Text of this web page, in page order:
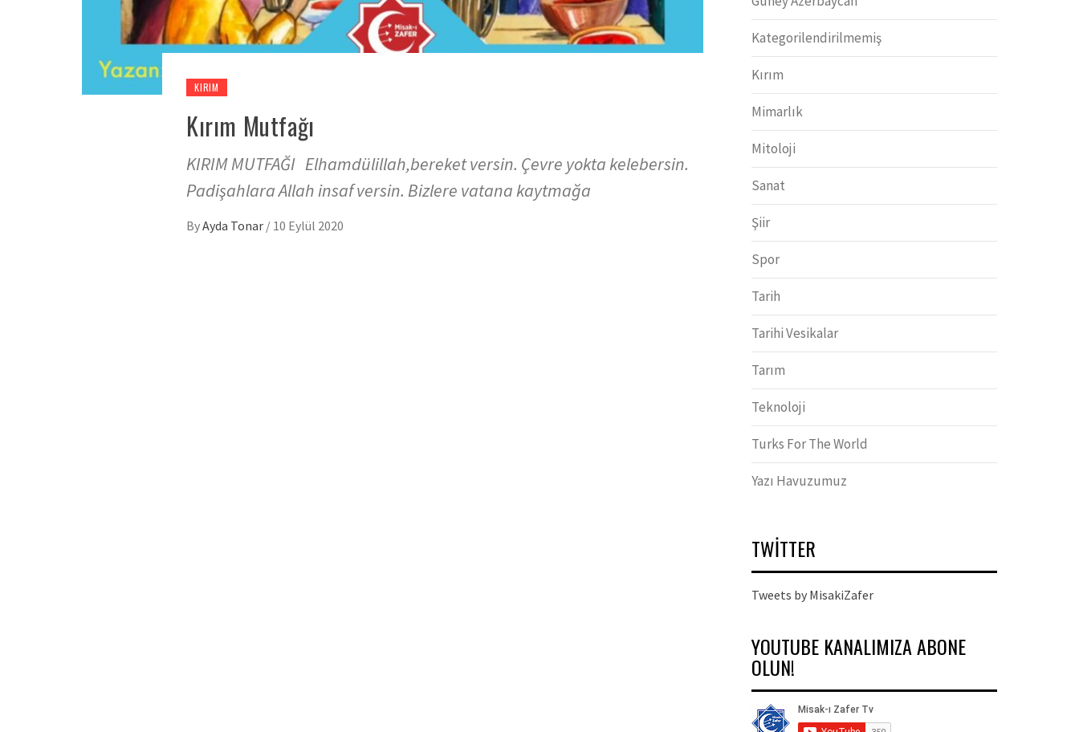
KIRIM
Kırım Mutfağı
KIRIM MUTFAĞI Elhamdülillah,bereket versin. Çevre yokta kelebersin.
Padişahlara Allah insaf versin. Bizlere vatana kaytmağa
ByAyda Tonar / 10 Eylül 2020
Kategorilendirilmemiş
Kırım
Mimarlık
Mitoloji
Sanat
Şiir
Spor
Tarih
Tarihi Vesikalar
Tarım
Teknoloji
Turks For The World
Yazı Havuzumuz
TWITTER
Tweets by MisakiZafer
YOUTUBE KANALIMIZA ABONE
OLUN!